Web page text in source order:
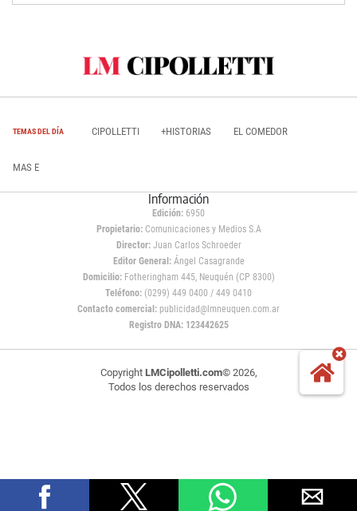
TEMAS DEL DÍA CIPOLLETTI +HISTORIAS EL COMEDOR
MAS E
Información
Edición: 6950
Propietario:Comunicaciones y Medios S.A
Director: Juan Carlos Schroeder
Editor General:Ángel Casagrande
Domicilio:Fotheringham 445, Neuquén (CP 8300)
Teléfono: (0299) 449 0400 / 449 0410
Contacto comercial: publicidad@lmneuquen.com.ar
Registro DNA: 123442625
Copyright LMCipolletti.com© 2026,
Todos los derechos reservados